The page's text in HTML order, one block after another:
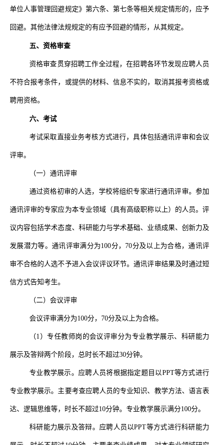
单位人事管理回避规定》第六条、第七条等相关规定情形的，应予
回避。其他法律法规规定的有应予回避的情形，从其规定。
五、资格审查
资格审查贯穿招聘工作全过程，在招聘各环节发现应聘人员
不符合报考条件，或提供的材料、信息不实的，取消其报考资格或
聘用资格。
六、考试
考试采取直接业务考核方式进行，具体包括通讯评审和会议
评审。
（一）通讯评审
通过资格初审的人选，学校将组织专家进行通讯评审。参加
通讯评审的专家应为本专业领域（具有高级职称以上）的人员。评
议内容包括学术态度、科研能力与学术基础、业绩成果、创新力及
发展潜力等。通讯评审满分为100分， 70分及以上为合格，通讯评
审不合格的人选不予进入会议评议环节。通讯评审结果及时通过短
信方式告知考生。
（二）会议评审
会议评审满分为100分， 70分及以上为合格。
（1 ）专任教师岗的会议评审分为专业教学展示、科研能力
展示及答辩两个阶段，总时长不超过30分钟。
专业教学展示。应聘人员将根据指定题目以 PPT等方式进行
专业教学展示。主要考查应聘人员的专业知识、教学方法、语言表
达、逻辑思维等，时长不超过10分钟。专业教学展示满分100分。
科研能力展示及答辩。应聘人员以PPT等方式进行科研能力